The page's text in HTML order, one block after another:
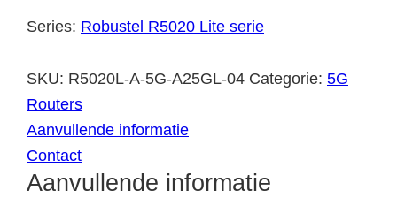
Series: Robustel R5020 Lite serie
SKU: R5020L-A-5G-A25GL-04 Categorie: 5G
Routers
Aanvullende informatie
Contact
Aanvullende informatie